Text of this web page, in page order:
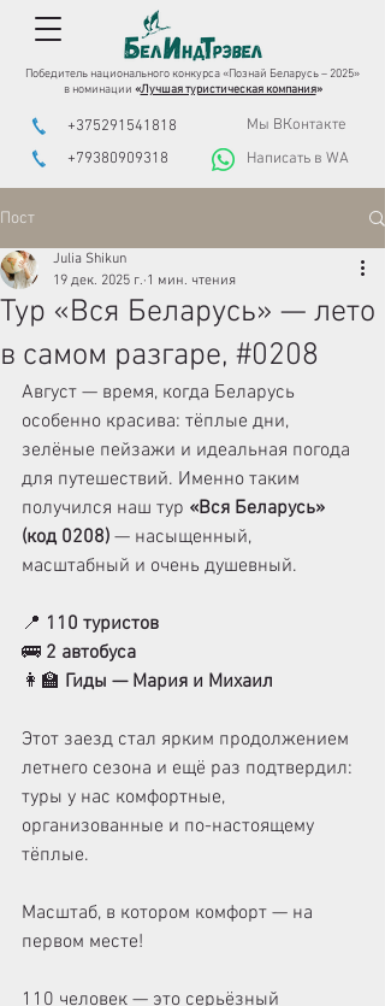
Победитель национального конкурса «Познай Беларусь – 2025»
в номинации «Лучшая туристическая компания»
+375291541818
Мы ВКонтакте
+79380909318
Написать в WA
Пост
Тур «Вся Беларусь» — лето
в самом разгаре, #0208
Julia Shikun
19 дек. 2025 г. 1 мин. чтения
Август — время, когда Беларусь
особенно красива: тёплые дни,
зелёные пейзажи и идеальная погода
для путешествий. Именно таким
получился наш тур «Вся Беларусь»
(код 0208) — насыщенный,
масштабный и очень душевный.
📍 110 туристов
🚌 2 автобуса
👩‍🏫 Гиды — Мария и Михаил
Этот заезд стал ярким продолжением
летнего сезона и ещё раз подтвердил:
туры у нас комфортные,
организованные и по-настоящему
тёплые.
Масштаб, в котором комфорт — на
первом месте!
110 человек — это серьёзный